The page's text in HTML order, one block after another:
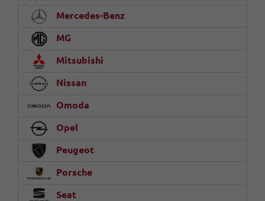
Mercedes-Benz
MG
Mitsubishi
Nissan
Omoda
Opel
Peugeot
Porsche
Seat